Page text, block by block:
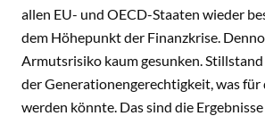
allen EU- und OECD-Staaten wieder
dem Höhepunkt der Finanzkrise.
Armutsrisiko kaum gesunken.
der Generationengerechtigkeit, was für
werden könnte. Das sind die